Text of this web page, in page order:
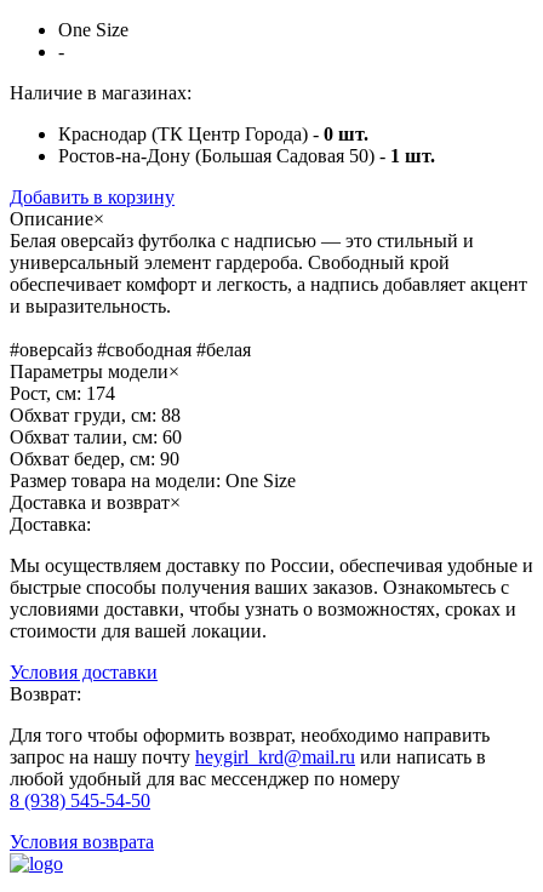
One Size
-
Наличие в магазинах:
Краснодар (ТК Центр Города) - 0 шт.
Ростов-на-Дону (Большая Садовая 50) - 1 шт.
Добавить в корзину
Описание×
Белая оверсайз футболка с надписью — это стильный и
универсальный элемент гардероба. Свободный крой
обеспечивает комфорт и легкость, а надпись добавляет акцент
и выразительность.
#оверсайз #свободная #белая
Параметры модели×
Рост, см: 174
Обхват груди, см: 88
Обхват талии, см: 60
Обхват бедер, см: 90
Размер товара на модели: One Size
Доставка и возврат×
Доставка:
Мы осуществляем доставку по России, обеспечивая удобные и
быстрые способы получения ваших заказов. Ознакомьтесь с
условиями доставки, чтобы узнать о возможностях, сроках и
стоимости для вашей локации.
Условия доставки
Возврат:
Для того чтобы оформить возврат, необходимо направить
запрос на нашу почту heygirl_krd@mail.ru или написать в
любой удобный для вас мессенджер по номеру
8 (938) 545-54-50
Условия возврата